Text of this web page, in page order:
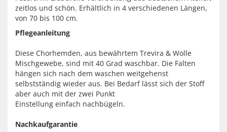
zeitlos und schön. Erhältlich in 4 verschiedenen Längen,
von 70 bis 100 cm.
Pflegeanleitung
Diese Chorhemden, aus bewährtem Trevira & Wolle
Mischgewebe, sind mit 40 Grad waschbar. Die Falten
hängen sich nach dem waschen weitgehenst
selbstständig wieder aus. Bei Bedarf lässt sich der Stoff
aber auch mit der zwei Punkt
Einstellung einfach nachbügeln.
Nachkaufgarantie